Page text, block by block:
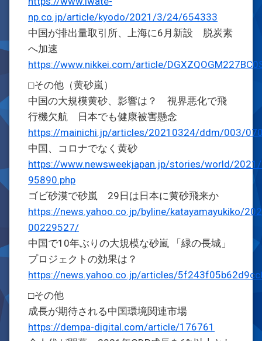
np.co.jp/article/kyodo/2021/3/24/654333
中国が排出量取引所、上海に6月新設 脱炭素
へ加速
https://www.nikkei.com/article/
□その他（黄砂嵐）
中国の大規模黄砂、影響は？ 視界悪化で飛
行機欠航 日本でも健康被害懸念
https://mainichi.jp/articles/20210324/ddm/003/
中国、コロナでなく黄砂
https://www.newsweekjapan.jp/stories/world/
95890.php
ゴビ砂漠で砂嵐 29日は日本に黄砂飛来か
https://news.yahoo.co.jp/byline/katayamayukiko/
00229527/
中国で10年ぶりの大規模な砂嵐 「緑の長城」
プロジェクトの効果は？
https://news.yahoo.co.jp/articles/
□その他
成長が期待される中国環境関連市場
https://dempa-digital.com/article/176761